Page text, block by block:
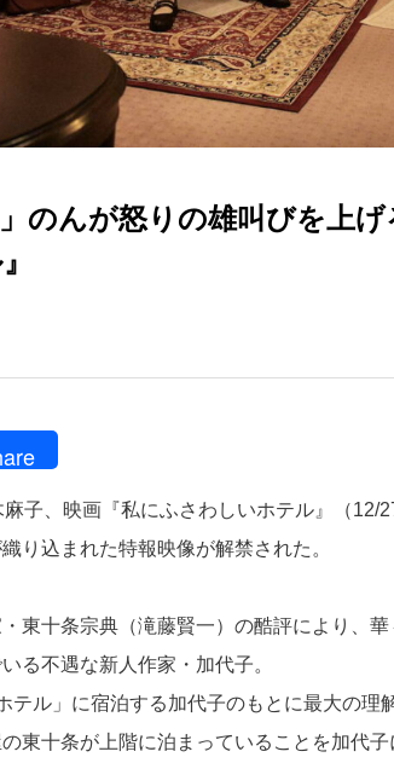
のんが怒りの雄叫びを上
子、映画『私にふさわしいホテル』（12/
り込まれた特報映像が解禁された。
東十条宗典（滝藤賢一）の酷評により、
る不遇な新人作家・加代子。
テル」に宿泊する加代子のもとに最大の理
東十条が上階に泊まっていることを加代